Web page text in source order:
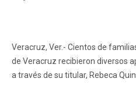
Veracruz, Ver.- Cientos de
de Veracruz recibieron diversos
a través de su titular, Rebeca